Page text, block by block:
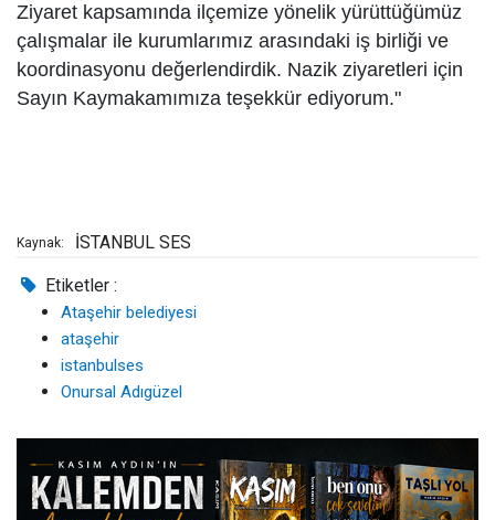
Ziyaret kapsamında ilçemize yönelik yürüttüğümüz
çalışmalar ile kurumlarımız arasındaki iş birliği ve
koordinasyonu değerlendirdik. Nazik ziyaretleri için
Sayın Kaymakamımıza teşekkür ediyorum."
Kaynak: İSTANBUL SES
Etiketler :
Ataşehir belediyesi
ataşehir
istanbulses
Onursal Adıgüzel